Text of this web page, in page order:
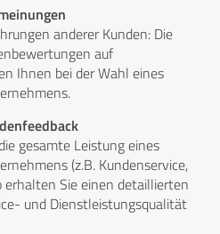
anderer Kunden: Die
auf
Ihnen bei der Wahl eines
gesamte Leistung eines
(z.B. Kundenservice,
erhalten Sie einen detaillierten
und Dienstleistungsqualität